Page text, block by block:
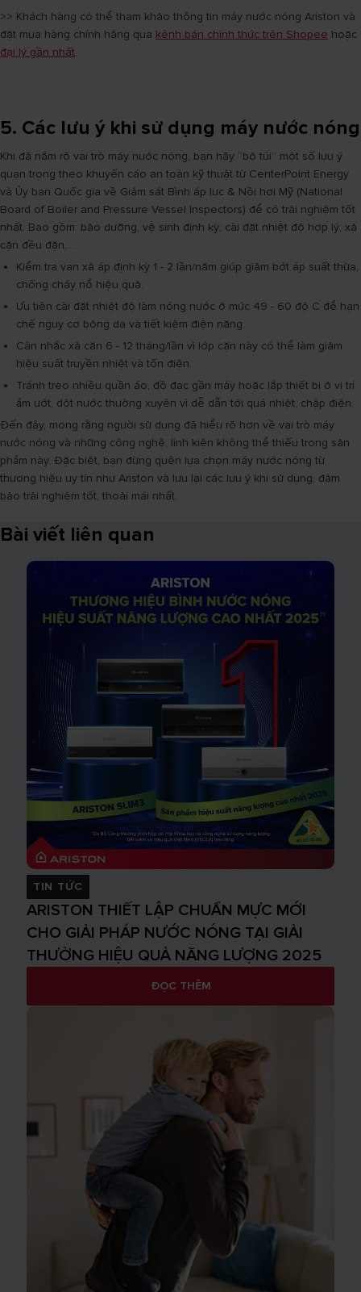
>> Khách hàng có thể tham khảo thông tin máy nước nóng Ariston và
đặt mua hàng chính hãng qua kênh bán chính thức trên Shopee hoặc
đại lý gần nhất.
5. Các lưu ý khi sử dụng máy nước nóng
Khi đã nắm rõ vai trò máy nước nóng, bạn hãy “bỏ túi” một số lưu ý
quan trọng theo khuyến cáo an toàn kỹ thuật từ CenterPoint Energy
và Ủy ban Quốc gia về Giám sát Bình áp lực & Nồi hơi Mỹ (National
Board of Boiler and Pressure Vessel Inspectors) để có trải nghiệm tốt
nhất. Bao gồm: bảo dưỡng, vệ sinh định kỳ; cài đặt nhiệt độ hợp lý; xả
cặn đều đặn,...
Kiểm tra van xả áp định kỳ 1 - 2 lần/năm giúp giảm bớt áp suất thừa,
chống cháy nổ hiệu quả.
Ưu tiên cài đặt nhiệt độ làm nóng nước ở mức 49 - 60 độ C để hạn
chế nguy cơ bỏng da và tiết kiệm điện năng.
Cân nhắc xả cặn 6 - 12 tháng/lần vì lớp cặn này có thể làm giảm
hiệu suất truyền nhiệt và tốn điện.
Tránh treo nhiều quần áo, đồ đạc gần máy hoặc lắp thiết bị ở vị trí
ẩm ướt, dột nước thường xuyên vì dễ dẫn tới quá nhiệt, chập điện.
Đến đây, mong rằng người sử dụng đã hiểu rõ hơn về vai trò máy
nước nóng và những công nghệ, linh kiện không thể thiếu trong sản
phẩm này. Đặc biệt, bạn đừng quên lựa chọn máy nước nóng từ
thương hiệu uy tín như Ariston và lưu lại các lưu ý khi sử dụng, đảm
bảo trải nghiệm tốt, thoải mái nhất.
Bài viết liên quan
TIN TỨC
ARISTON THIẾT LẬP CHUẨN MỰC MỚI
CHO GIẢI PHÁP NƯỚC NÓNG TẠI GIẢI
THƯỞNG HIỆU QUẢ NĂNG LƯỢNG 2025
ĐỌC THÊM